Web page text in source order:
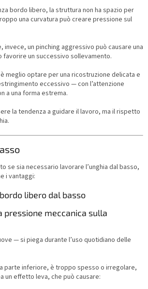
bordo libero, la struttura non ha spazio per
una curvatura può creare pressione sul
invece, un pinching aggressivo può causare una
un successivo sollevamento.
meglio optare per una ricostruzione delicata e
eccessivo — con l’attenzione
a una forma estrema.
la tendenza a guidare il lavoro, ma il rispetto
se sia necessario lavorare l’unghia dal basso,
i vantaggi:
libero dal basso
pressione meccanica sulla
— si piega durante l’uso quotidiano delle
parte inferiore, è troppo spesso o irregolare,
un effetto leva, che può causare: